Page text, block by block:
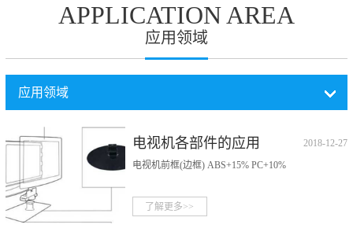
APPLICATION AREA
应用领域
应用领域
电视机各部件的应用
(APPLICATION OF
2018-12-27
电视机前框(边框) ABS+15% PC+10%
了解更多>>